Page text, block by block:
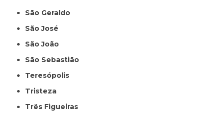
São Geraldo
São José
São João
São Sebastião
Teresópolis
Tristeza
Três Figueiras